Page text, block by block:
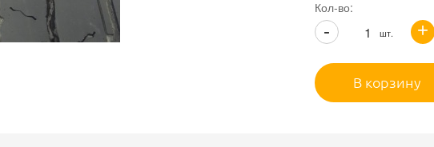
Кол-во:
шт. +
-
В корзину